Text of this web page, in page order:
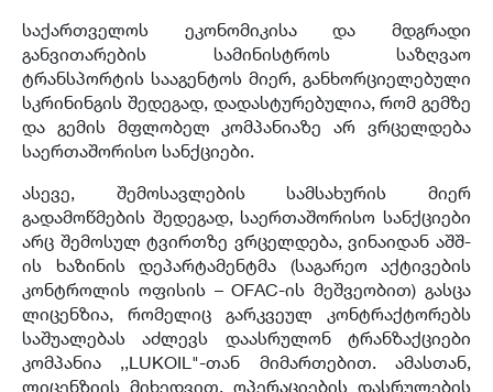
საქართველოს ეკონომიკისა და მდგრადი
განვითარების სამინისტროს საზღვაო
ტრანსპორტის სააგენტოს მიერ, განხორციელებული
სკრინინგის შედეგად, დადასტურებულია, რომ გემზე
და გემის მფლობელ კომპანიაზე არ ვრცელდება
საერთაშორისო სანქციები.
ასევე, შემოსავლების სამსახურის მიერ
გადამოწმების შედეგად, საერთაშორისო სანქციები
არც შემოსულ ტვირთზე ვრცელდება, ვინაიდან აშშ-
ის ხაზინის დეპარტამენტმა (საგარეო აქტივების
კონტროლის ოფისის – OFAC-ის მეშვეობით) გასცა
ლიცენზია, რომელიც გარკვეულ კონტრაქტორებს
საშუალებას აძლევს დაასრულონ ტრანზაქციები
კომპანია ,,LUKOIL"-თან მიმართებით. ამასთან,
ლიცენზიის მიხედვით, ოპერაციების დასრულების